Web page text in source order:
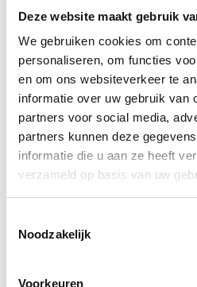
Deze website maakt gebruik
We gebruiken cookies om
personaliseren, om functies
en om ons websiteverkeer te
informatie over uw gebruik van
partners voor social media,
partners kunnen deze
informatie die u aan ze heeft
verzameld op basis van uw
Noodzakelijk
Voorkeuren
of al verslaafd bent aan
je nodig hebt om fit en
baan te verschijnen.
De eyecatcher van dit
padelracket tas van Dull
praktisch en met een
Perfect om je racket in
En natuurlijk denk je ook
verantwoorde snacks –